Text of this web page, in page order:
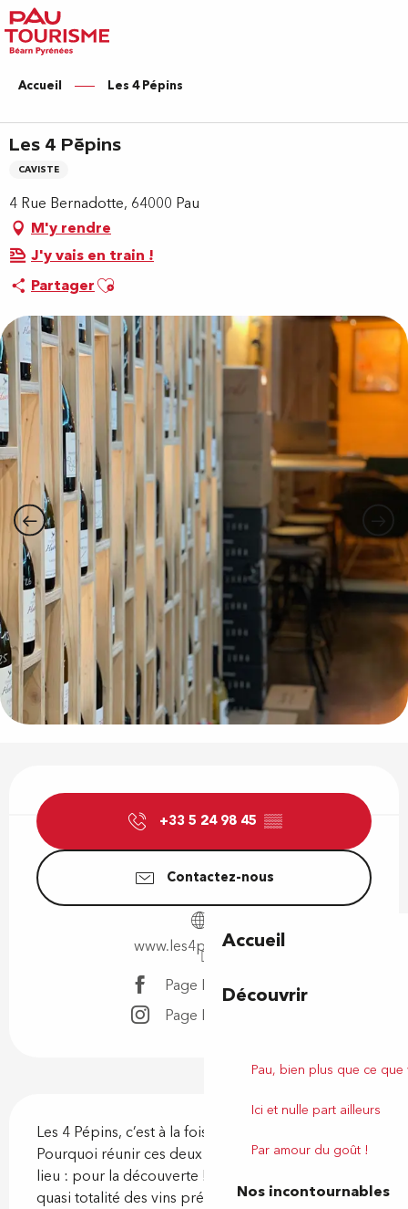
Aller
au
contenu
principal
Accueil
Découvrir
Pau, bien plus que ce
Ici et nulle part ailleurs
Par amour du goût !
Nos incontournables
Accueil Les 4 Pépins
Les 4 Pépins
CAVISTE
4 Rue Bernadotte, 64000 Pau
M'y rendre
J'y vais en train !
PartagerAjouter aux favoris
+33 5 24 98 45 ▒▒
Contactez-nous
www.les4pepins.com
Page Facebook
Page Instagram
Les 4 Pépins, c’est à la fois une cave et un bar à vin.
Pourquoi réunir ces deux concepts dans un seul
lieu : pour la découverte ! Nous proposons la
quasi totalité des vins présents à la cave, à la